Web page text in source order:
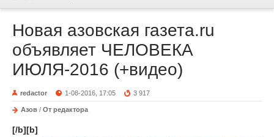
Новая азовская газета.ru
объявляет ЧЕЛОВЕКА
ИЮЛЯ-2016 (+видео)
redactor 1-08-2016, 17:05 3 917
Азов / От редактора
[/b][b]